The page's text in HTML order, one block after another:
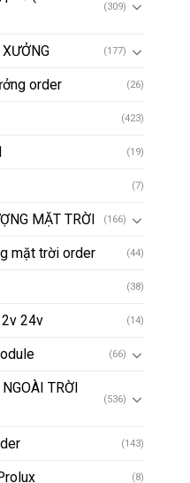
(309)
(177)
order (26)
(423)
(19)
(7)
MẶT TRỜI (166)
mặt trời order (44)
(38)
24v (14)
(66)
TRỜI
(536)
(143)
(8)